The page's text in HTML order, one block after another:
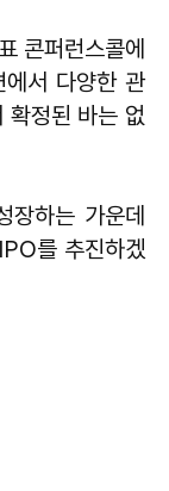
콘퍼런스콜에
서 다양한 관
확정된 바는 없
하는 가운데
를 추진하겠